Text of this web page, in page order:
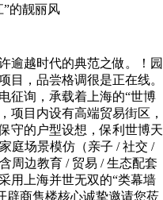
”的靓丽风
越时代的典范之做。！园
目，品尝格调很是正在线。
征询，承载着上海的“世博
项目内设有高端贸易街区，
守的户型设想，保利世博天
庭场景模仿（亲子 / 社交 /
周边教育 / 贸易 / 生态配套
用上海并世无双的“类幕墙
辟商售楼核心诚挚邀请您莅